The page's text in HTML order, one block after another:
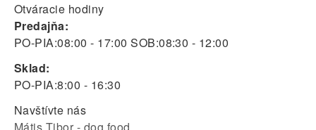
Otváracie hodiny
Predajňa:
PO-PIA:08:00 - 17:00 SOB:08:30 - 12:00
Sklad:
PO-PIA:8:00 - 16:30
Navštívte nás